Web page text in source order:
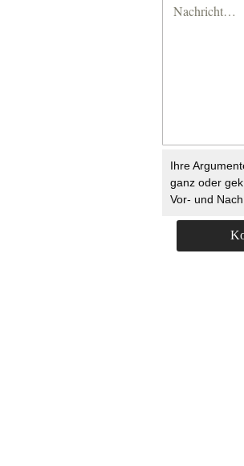
Ihre
ganz oder
Vor- und